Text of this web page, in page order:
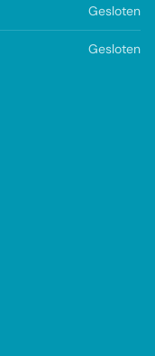
Gesloten
Gesloten